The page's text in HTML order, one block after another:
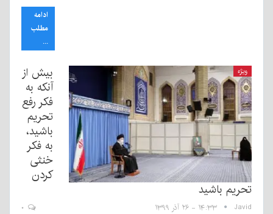
ادامه
مطلب
...
ویژه
بیش از
آنکه به
فکر رفع
تحریم
باشید،
به فکر
خنثی
کردن
تحریم باشید
Javid ۱۴:۳۳ - ۲۶ آذر ۱۳۹۹